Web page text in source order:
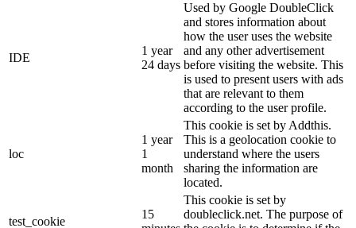
IDE
1 year
24 days
Used by Google DoubleClick
and stores information about
how the user uses the website
and any other advertisement
before visiting the website. This
is used to present users with ads
that are relevant to them
according to the user profile.
loc
1 year
1
month
This cookie is set by Addthis.
This is a geolocation cookie to
understand where the users
sharing the information are
located.
test_cookie
15
This cookie is set by
doubleclick.net. The purpose of